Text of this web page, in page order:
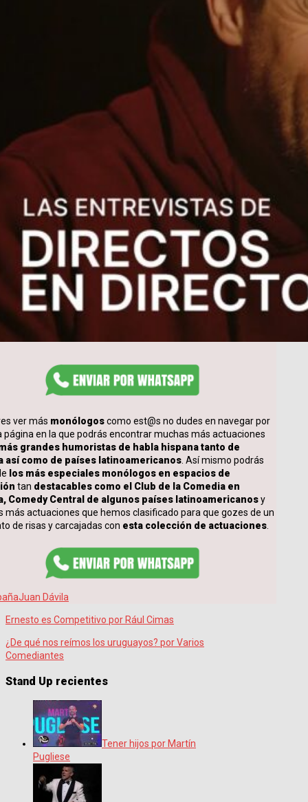
ver más monólogoscomo est@s no dudes en navegar por
página en la que podrás encontrar muchas más actuaciones
grandes humoristas de habla hispana tanto de
así como de países latinoamericanos . Así mismo podrás
los más especiales monólogos en espacios de
tan destacables como el Club de la Comedia en
Comedy Central de algunos países latinoamericanosy
más actuaciones que hemos clasificado para que gozes de un
de risas y carcajadas con esta colección de actuaciones
Juan Dávila
Ernesto es Competitivo por Rául Cimas
¿De qué nos reímos los uruguayos? por Varios
Comediantes
Stand Up recientes
Tener hijos por Martín
Pugliese